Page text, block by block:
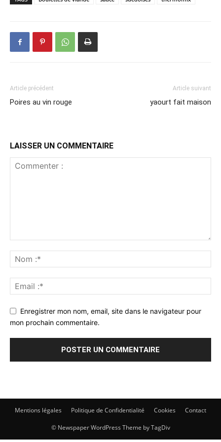
Article précédent
Poires au vin rouge
Article suivant
yaourt fait maison
LAISSER UN COMMENTAIRE
Enregistrer mon nom, email, site dans le navigateur pour
mon prochain commentaire.
Mentions légales Politique de Confidentialité Cookies Contact
© Newspaper WordPress Theme by TagDiv